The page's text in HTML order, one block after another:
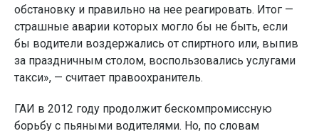
обстановку и правильно на нее реагировать. Итог —
страшные аварии которых могло бы не быть, если
бы водители воздержались от спиртного или, выпив
за праздничным столом, воспользовались услугами
такси», — считает правоохранитель.
ГАИ в 2012 году продолжит бескомпромиссную
борьбу с пьяными водителями. Но, по словам